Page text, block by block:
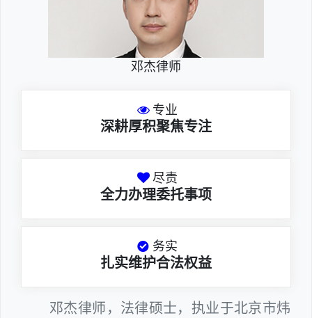
邓杰律师
专业
深耕厚积聚焦专注
尽责
全力办理委托事项
务实
扎实维护合法权益
邓杰律师，法律硕士，执业于北京市炜